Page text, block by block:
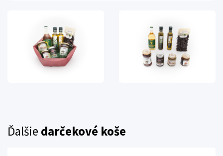
Ďalšie darčekové koše